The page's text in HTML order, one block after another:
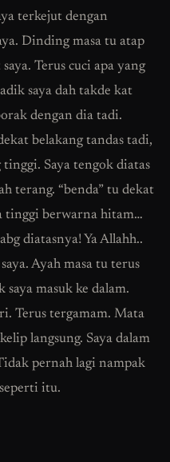
terkejut dengan
Dinding masa tu atap
Terus cuci apa yang
saya dah takde kat
dengan dia tadi.
belakang tandas tadi,
Saya tengok diatas
terang. “benda” tu dekat
tinggi berwarna hitam…
diatasnya! Ya Allahh..
Ayah masa tu terus
masuk ke dalam.
Terus tergamam. Mata
langsung. Saya dalam
pernah lagi nampak
itu.